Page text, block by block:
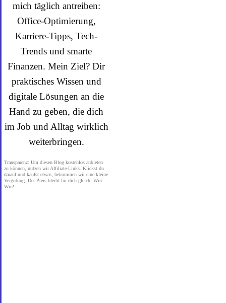
mich täglich antreiben:
Office-Optimierung,
Karriere-Tipps, Tech-
Trends und smarte
Finanzen. Mein Ziel? Dir
praktisches Wissen und
digitale Lösungen an die
Hand zu geben, die dich
im Job und Alltag wirklich
weiterbringen.
Transparenz: Um diesen Blog kostenlos anbieten
zu können, nutzen wir Affiliate-Links. Klickst du
darauf und kaufst etwas, bekommen wir eine kleine
Vergütung. Der Preis bleibt für dich gleich. Win-
Win!